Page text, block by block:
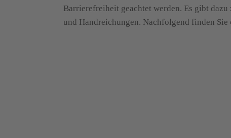
Barrierefreiheit geachtet werden. Es gibt
und Handreichungen. Nachfolgend finden